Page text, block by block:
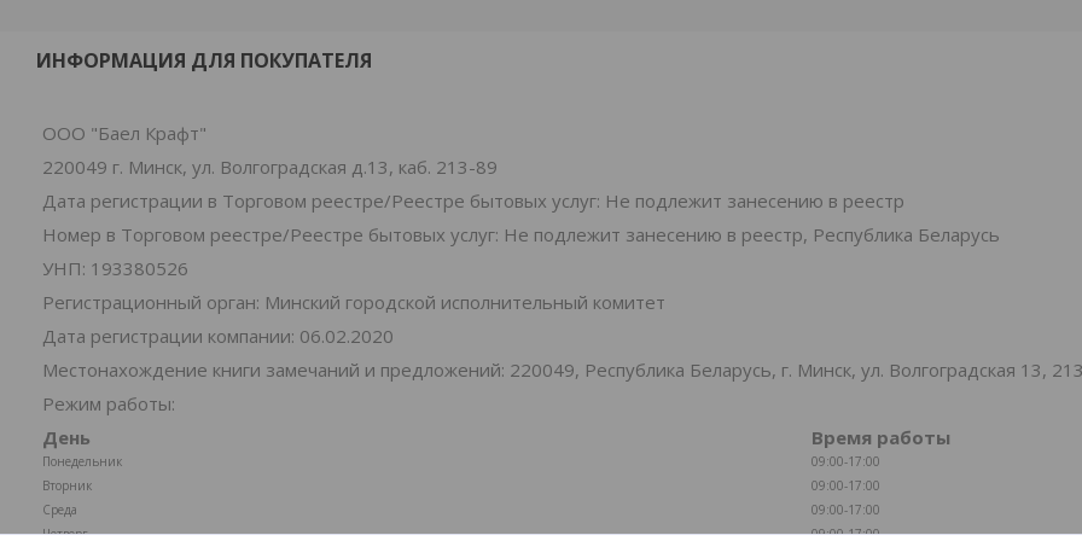
ИНФОРМАЦИЯ ДЛЯ ПОКУПАТЕЛЯ
ООО "Баел Крафт"
220049 г. Минск, ул. Волгоградская д.13, каб. 213-89
Дата регистрации в Торговом реестре/Реестре бытовых услуг: Не подлежит занесению в реестр
Номер в Торговом реестре/Реестре бытовых услуг: Не подлежит занесению в реестр, Республика Беларусь
УНП: 193380526
Регистрационный орган: Минский городской исполнительный комитет
Дата регистрации компании: 06.02.2020
Местонахождение книги замечаний и предложений: 220049, Республика Беларусь, г. Минск, ул. Волгоградская 13,
Режим работы:
День
Время работы
Понедельник
09:00-17:00
Вторник
09:00-17:00
Среда
09:00-17:00
Четверг
09:00-17:00